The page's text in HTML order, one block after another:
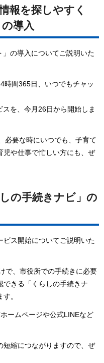
報を探しやすく
導入
の導入についてご説明いた
時間365日、いつでもチャッ
を、今月26日から開始しま
必要な時にいつでも、子育て
児や仕事で忙しい方にも、ぜ
の手続きナビ」の
ビス開始についてご説明いた
で、市役所での手続きに必要
できる「くらしの手続きナ
。
ームページや公式LINEなど
短縮につながりますので、ぜ